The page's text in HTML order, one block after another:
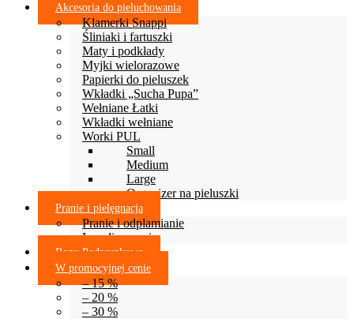
Akcesoria do pieluchowania
Klamerki Snappi
Śliniaki i fartuszki
Maty i podkłady
Myjki wielorazowe
Papierki do pieluszek
Wkładki „Sucha Pupa”
Wełniane Łatki
Wkładki wełniane
Worki PUL
Small
Medium
Large
Organizer na pieluszki
Pranie i pielęgnacja
Pranie i odplamianie
Lanolinowanie
Bony Podarunkowe
W promocyjnej cenie
– 15 %
– 20 %
– 30 %